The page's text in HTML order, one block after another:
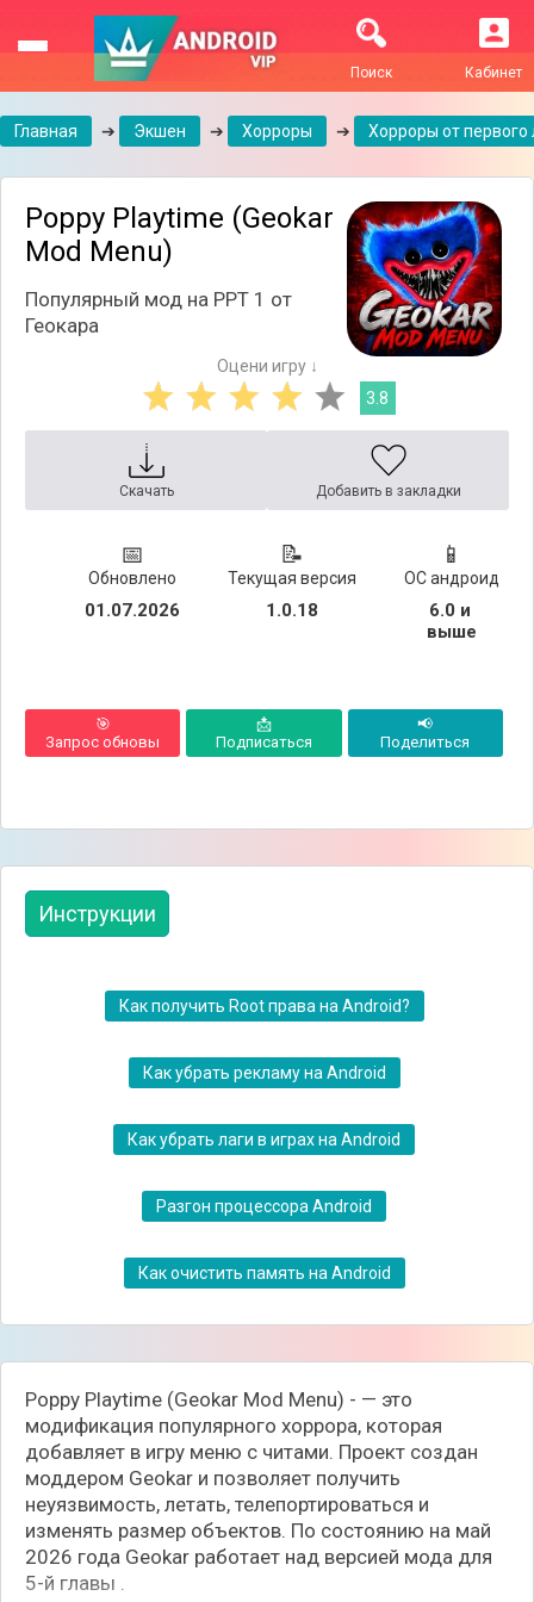
Кабинет
Поиск
Главная ➔ Экшен ➔ Хорроры ➔ Хорроры от первого
Poppy Playtime (Geokar
Mod Menu)
Популярный мод на PPT 1 от
Геокара
Оцени игру ↓
3.8
Скачать Добавить в закладки
📅
Обновлено
01.07.2026
📝
Текущая версия
1.0.18
📱
ОС андроид
6.0 и
выше
🎯
Запрос обновы
📩
Подписаться
📢
Поделиться
Инструкции
Как получить Root права на Android?
Как убрать рекламу на Android
Как убрать лаги в играх на Android
Разгон процессора Android
Как очистить память на Android
Poppy Playtime (Geokar Mod Menu) - — это
модификация популярного хоррора, которая
добавляет в игру меню с читами. Проект создан
моддером Geokar и позволяет получить
неуязвимость, летать, телепортироваться и
изменять размер объектов. По состоянию на май
2026 года Geokar работает над версией мода для
5-й главы .